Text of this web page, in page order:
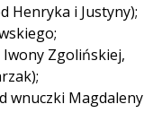
Henryka i Justyny);
Zgolińskiej,
wnuczki Magdaleny